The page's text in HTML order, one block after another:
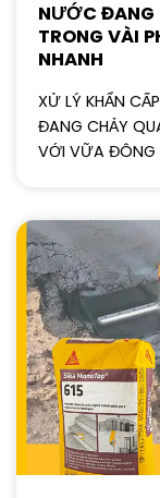
NƯỚC ĐANG
TRONG VÀI
NHANH
XỬ LÝ KHẨN
ĐANG CHẢY
VỚI VỮA ĐÔNG